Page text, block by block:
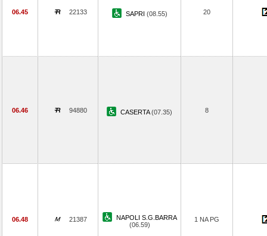
06.45 22133 SAPRI (08.55) 20
06.46 94880 CASERTA(07.35) 8
06.48 21387
NAPOLI S.G.BARRA
(06.59)
1 NA PG